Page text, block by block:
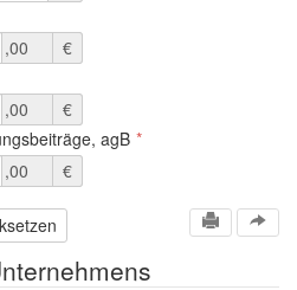
,00
€
,00
€
agB
,00 €